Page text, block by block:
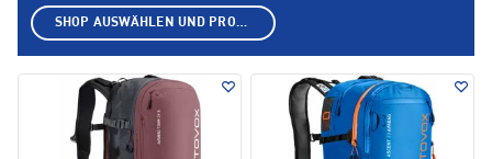
SHOP AUSWÄHLEN UND PRODUKTE ANZEIGEN